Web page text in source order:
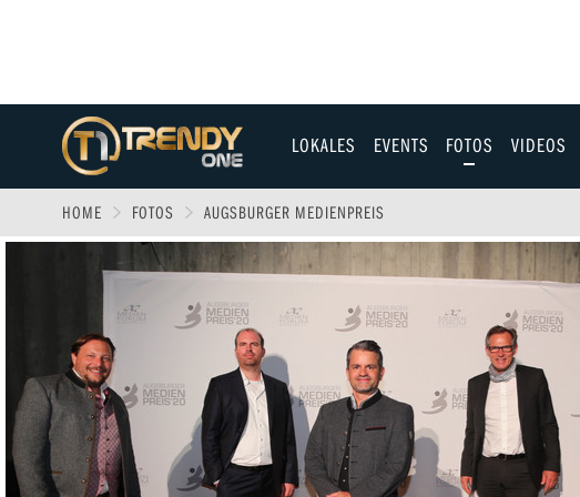
LOKALES
Allgäu
Augsburg
Ulm
EVENTS FOTOS VIDEOS
Entertainment
Fitness & Gesundheit
Wirtschaft & Politik
HOME FOTOS AUGSBURGER MEDIENPREIS